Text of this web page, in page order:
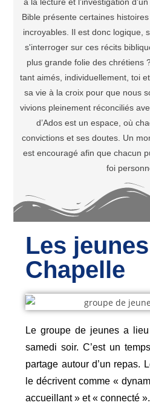
Bible présente certaines
incroyables. Il est donc logique,
s'interroger sur ces récits
plus grande folie des chrétiens
tant aimés, individuellement, toi
sa vie à la croix pour que nous
vivions pleinement réconciliés
d’Ados est un espace, où
convictions et ses doutes. Un
est encouragé afin que chacun
foi
Les
Chapelle
Le groupe de jeunes a
samedi soir. C’est un
partage autour d’un repas.
le décrivent comme «
accueillant » et « connecté ».